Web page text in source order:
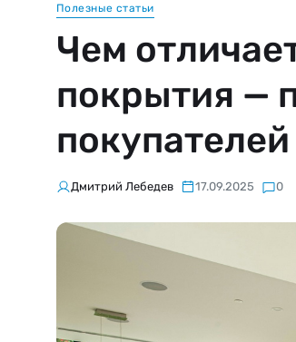
Полезные статьи
Чем
покрытия —
покупателей
Дмитрий Лебедев 17.09.2025 0